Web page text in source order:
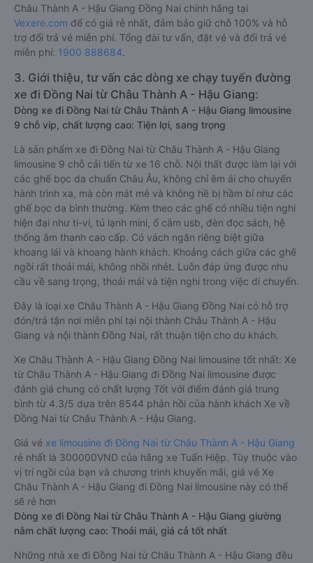
Châu Thành A - Hậu Giang Đồng Nai chính hãng tại
Vexere.com để có giá rẻ nhất, đảm bảo giữ chỗ 100% và hỗ
trợ đổi trả vé miễn phí. Tổng đài tư vấn, đặt vé và đổi trả vé
miễn phí: 1900 888684.
3. Giới thiệu, tư vấn các dòng xe chạy tuyến đường
xe đi Đồng Nai từ Châu Thành A - Hậu Giang:
Dòng xe đi Đồng Nai từ Châu Thành A - Hậu Giang limousine
9 chỗ vip, chất lượng cao: Tiện lợi, sang trọng
Là sản phẩm xe đi Đồng Nai từ Châu Thành A - Hậu Giang
limousine 9 chỗ cải tiến từ xe 16 chỗ. Nội thất được làm lại với
các ghế bọc da chuẩn Châu Âu, không chỉ êm ái cho chuyến
hành trình xa, mà còn mát mẻ và không hề bị hầm bí như các
ghế bọc da bình thường. Kèm theo các ghế có nhiều tiện nghi
hiện đại như ti-vi, tủ lạnh mini, ổ cắm usb, đèn đọc sách, hệ
thống âm thanh cao cấp. Có vách ngăn riêng biệt giữa
khoang lái và khoang hành khách. Khoảng cách giữa các ghế
ngồi rất thoải mái, không nhồi nhét. Luôn đáp ứng được nhu
cầu về sang trọng, thoải mái và tiện nghi trong việc di chuyển.
Đây là loại xe Châu Thành A - Hậu Giang Đồng Nai có hỗ trợ
đón/trả tận nơi miễn phí tại nội thành Châu Thành A - Hậu
Giang và nội thành Đồng Nai, rất thuận tiện cho du khách.
Xe Châu Thành A - Hậu Giang Đồng Nai limousine tốt nhất: Xe
từ Châu Thành A - Hậu Giang đi Đồng Nai limousine được
đánh giá chung có chất lượng Tốt với điểm đánh giá trung
bình từ 4.3/5 dựa trên 8544 phản hồi của hành khách Xe về
Đồng Nai từ Châu Thành A - Hậu Giang.
Giá vé xe limousine đi Đồng Nai từ Châu Thành A - Hậu Giang
rẻ nhất là 300000VND của hãng xe Tuấn Hiệp. Tùy thuộc vào
vị trí ngồi của bạn và chương trình khuyến mãi, giá vé Xe
Châu Thành A - Hậu Giang đi Đồng Nai limousine này có thể
sẽ rẻ hơn
Dòng xe đi Đồng Nai từ Châu Thành A - Hậu Giang giường
nằm chất lượng cao: Thoải mái, giá cả tốt nhất
Những nhà xe đi Đồng Nai từ Châu Thành A - Hậu Giang đều